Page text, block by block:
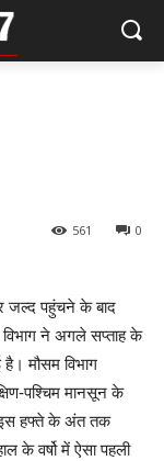
0
561
जल्द पहुंचने के बाद
ने अगले सप्ताह के
मौसम विभाग
पश्चिम मानसून के
इस हफ्ते के अंत तक
के वर्षो में ऐसा पहली